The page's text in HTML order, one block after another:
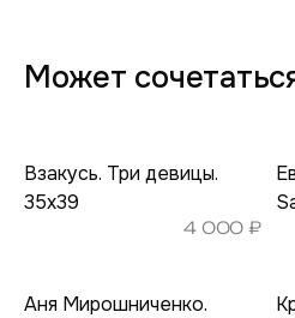
Может
Взакусь. Три девицы.
35х39
4 000₽
Аня Мирошниченко.